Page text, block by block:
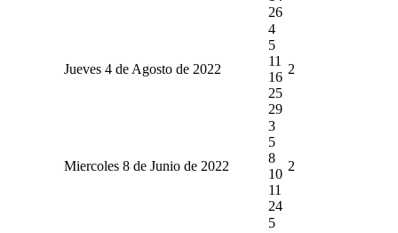
26
Jueves 4 de Agosto de 2022
4
5
11
16
25
29
2
Miercoles 8 de Junio de 2022
3
5
8
10
11
24
2
5